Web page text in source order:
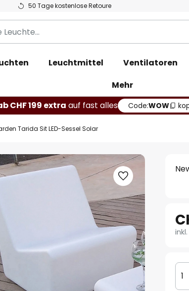
50 Tage kostenlose Retoure
Leuchtmittel Ventilatoren
Mehr
CHF 199 extra auf fast alles Code:WOW
Tarida Sit LED-Sessel Solar
1